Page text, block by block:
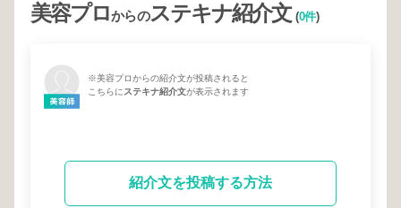
美容プロからのステキナ紹介文(0件)
※美容プロからの紹介文が投稿されると
こちらにステキナ紹介文が表示されます
紹介文を投稿する方法